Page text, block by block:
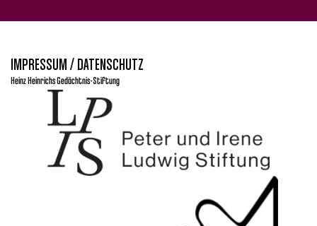
IMPRESSUM / DATENSCHUTZ
Heinz Heinrichs Gedächtnis-Stiftung